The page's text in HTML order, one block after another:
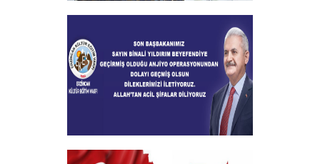
2024-2025 Burs Toplantısında 7000
+
Geçmiş Olsun Mesajı